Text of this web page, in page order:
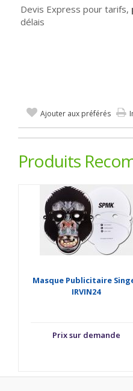
Devis Express pour tarifs,
délais
Ajouter aux préférés
Produits
Masque Publicitaire
IRVIN24
Prix sur demande